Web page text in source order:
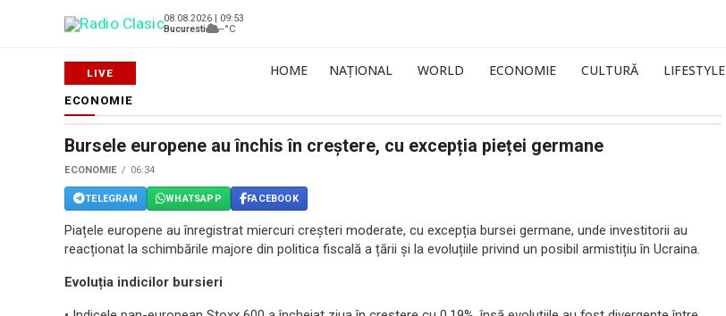
08.08.2026 | 09:53
Bucuresti
--°C
HOME NAȚIONAL WORLD ECONOMIE CULTURĂ LIFESTYLE
ECONOMIE
Bursele europene au închis în creștere, cu excepția pieței germane
ECONOMIE 06:34
TELEGRAM WHATSAPP FACEBOOK
Piațele europene au înregistrat miercuri creșteri moderate, cu excepția bursei germane, unde investitorii au
reacționat la schimbările majore din politica fiscală a țării și la evoluțiile privind un posibil armistițiu în Ucraina.
Evoluția indicilor bursieri